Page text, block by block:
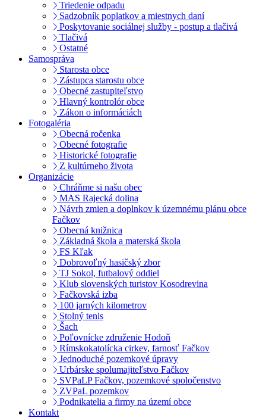
Triedenie odpadu
Sadzobník poplatkov a miestnych daní
Poskytovanie sociálnej služby - postup a tlačivá
Tlačivá
Ostatné
Samospráva
Starosta obce
Zástupca starostu obce
Obecné zastupiteľstvo
Hlavný kontrolór obce
Zákon o informáciách
Fotogaléria
Obecná ročenka
Obecné fotografie
Historické fotografie
Z kultúrneho života
Organizácie
Chráňme si našu obec
MAS Rajecká dolina
Návrh zmien a doplnkov k územnému plánu obce
Fačkov
Obecná knižnica
Základná škola a materská škola
FS Kľak
Dobrovoľný hasičský zbor
TJ Sokol, futbalový oddiel
Klub slovenských turistov Kosodrevina
Fačkovská izba
100 jarných kilometrov
Stolný tenis
Šach
Poľovnícke združenie Hodoň
Rímskokatolícka cirkev, farnosť Fačkov
Jednoduché pozemkové úpravy
Urbárske spolumajiteľstvo Fačkov
SVPaLP Fačkov, pozemkové spoločenstvo
ZVPaL pozemkov
Podnikatelia a firmy na území obce
Kontakt